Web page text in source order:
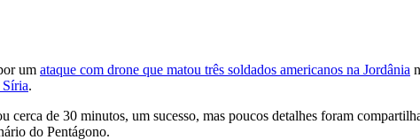
um ataque com drone que matou três soldados americanos na Jordânia
Síria.
cerca de 30 minutos, um sucesso, mas poucos detalhes foram
do Pentágono.